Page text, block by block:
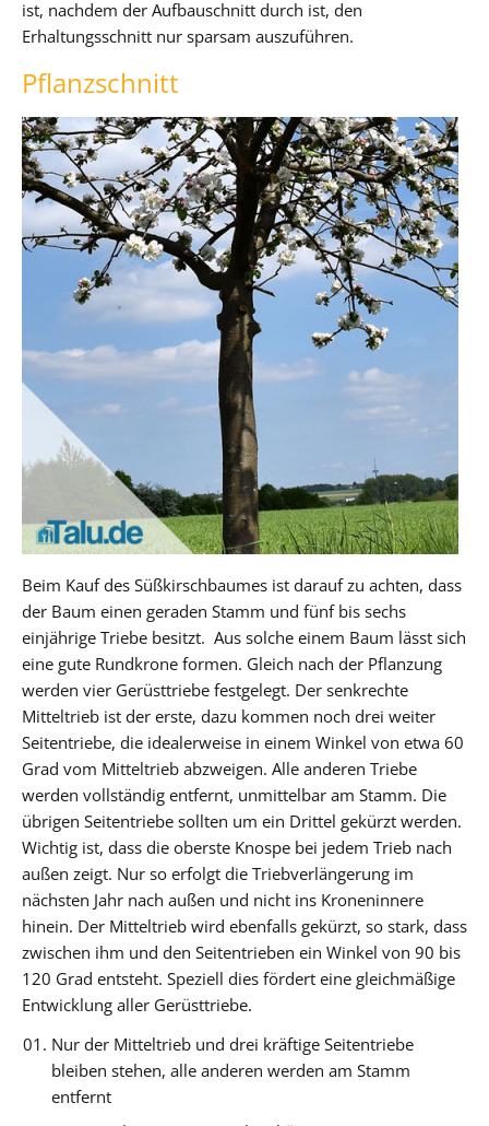
ist, nachdem der Aufbauschnitt durch ist, den
Erhaltungsschnitt nur sparsam auszuführen.
Pflanzschnitt
Beim Kauf des Süßkirschbaumes ist darauf zu achten, dass
der Baum einen geraden Stamm und fünf bis sechs
einjährige Triebe besitzt. Aus solche einem Baum lässt sich
eine gute Rundkrone formen. Gleich nach der Pflanzung
werden vier Gerüsttriebe festgelegt. Der senkrechte
Mitteltrieb ist der erste, dazu kommen noch drei weiter
Seitentriebe, die idealerweise in einem Winkel von etwa 60
Grad vom Mitteltrieb abzweigen. Alle anderen Triebe
werden vollständig entfernt, unmittelbar am Stamm. Die
übrigen Seitentriebe sollten um ein Drittel gekürzt werden.
Wichtig ist, dass die oberste Knospe bei jedem Trieb nach
außen zeigt. Nur so erfolgt die Triebverlängerung im
nächsten Jahr nach außen und nicht ins Kroneninnere
hinein. Der Mitteltrieb wird ebenfalls gekürzt, so stark, dass
zwischen ihm und den Seitentrieben ein Winkel von 90 bis
120 Grad entsteht. Speziell dies fördert eine gleichmäßige
Entwicklung aller Gerüsttriebe.
Nur der Mitteltrieb und drei kräftige Seitentriebe
bleiben stehen, alle anderen werden am Stamm
entfernt